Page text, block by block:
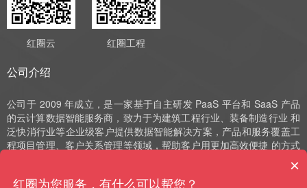
红圈云 红圈工程
公司介绍
公司于 2009 年成立，是一家基于自主研发 PaaS 平台和 SaaS 产品
的云计算数据智能服务商，致力于为建筑工程行业、装备制造行业 和
泛快消行业等企业级客户提供数据智能解决方案，产品和服务覆盖工
程项目管理、客户关系管理等领域，帮助客户用更加高效便捷 的方式
自主研发作为发展的驱动力，并获评国家高新技术企业、中 关村高新
×
红圈为您服务，有什么可以帮您？